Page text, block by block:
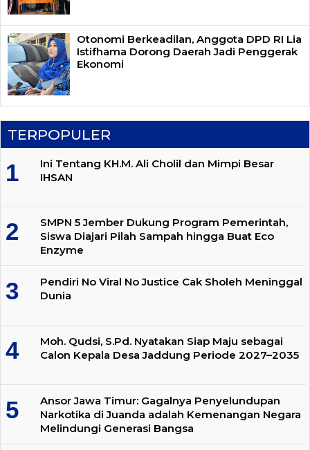
Otonomi Berkeadilan, Anggota DPD RI Lia
Istifhama Dorong Daerah Jadi Penggerak
Ekonomi
TERPOPULER
Ini Tentang KH.M. Ali Cholil dan Mimpi Besar
IHSAN
SMPN 5 Jember Dukung Program Pemerintah,
Siswa Diajari Pilah Sampah hingga Buat Eco
Enzyme
Pendiri No Viral No Justice Cak Sholeh Meninggal
Dunia
Moh. Qudsi, S.Pd. Nyatakan Siap Maju sebagai
Calon Kepala Desa Jaddung Periode 2027–2035
Ansor Jawa Timur: Gagalnya Penyelundupan
Narkotika di Juanda adalah Kemenangan Negara
Melindungi Generasi Bangsa